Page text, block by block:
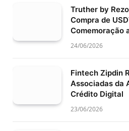
Truther by
Compra de
Comemoração
24/06/2026
Fintech Zipdin
Associadas da
Crédito Digital
23/06/2026